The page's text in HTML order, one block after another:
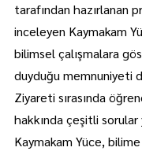
tarafından hazırlanan
inceleyen Kaymakam
bilimsel çalışmalara
duyduğu memnuniyeti
Ziyareti sırasında
hakkında çeşitli
Kaymakam Yüce,